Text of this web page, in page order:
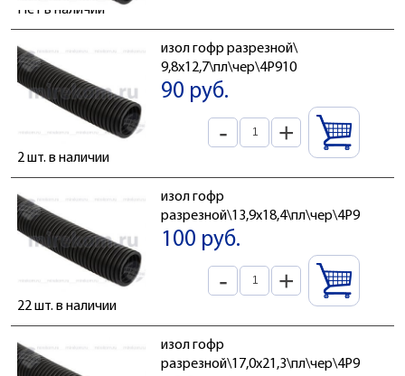
Нет в наличии
изол гофр разрезной\
9,8x12,7\пл\чер\4Р910
90 руб.
- +
2 шт. в наличии
изол гофр
разрезной\13,9x18,4\пл\чер\4Р914
100 руб.
- +
22 шт. в наличии
изол гофр
разрезной\17,0x21,3\пл\чер\4Р917